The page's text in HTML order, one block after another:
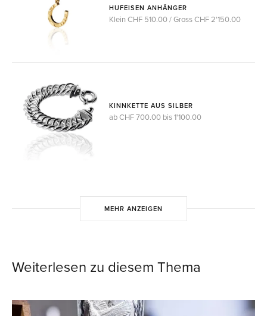
HUFEISEN ANHÄNGER
Klein CHF 510.00 / Gross CHF 2'150.00
KINNKETTE AUS SILBER
ab CHF 700.00 bis 1'100.00
MEHR ANZEIGEN
Weiterlesen zu diesem Thema